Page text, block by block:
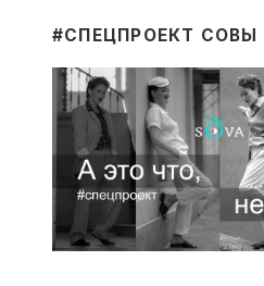
#CПЕЦПРОЕКТ СОВЫ